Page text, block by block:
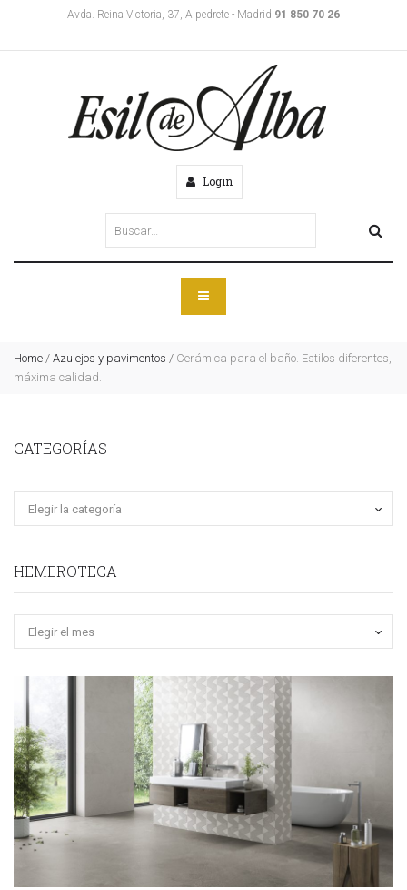
Avda. Reina Victoria, 37, Alpedrete - Madrid 91 850 70 26
Login
Home / Azulejos y pavimentos / Cerámica para el baño. Estilos diferentes,
máxima calidad.
CATEGORÍAS
HEMEROTECA